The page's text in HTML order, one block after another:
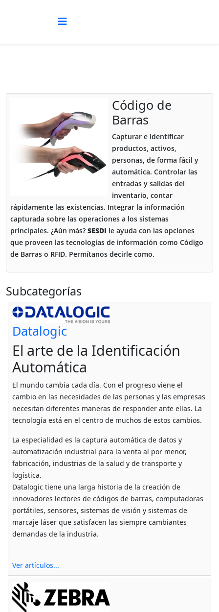
Código de
Barras
Capturar e Identificar
productos, activos,
personas, de forma fácil y
automática. Controlar las
entradas y salidas del
inventario, contar
rápidamente las existencias. Integrar la información
capturada sobre las operaciones a los sistemas
principales. ¿Aún más? SESDI le ayuda con las opciones
que proveen las tecnologías de información como Código
de Barras o RFID. Permítanos decirle como.
Subcategorías
Datalogic
El arte de la Identificación
Automática
El mundo cambia cada día. Con el progreso viene el
cambio en las necesidades de las personas y las empresas
necesitan diferentes maneras de responder ante ellas. La
tecnología está en el centro de muchos de estos cambios.
La especialidad es la captura automática de datos y
automatización industrial para la venta al por menor,
fabricación, industrias de la salud y de transporte y
logística.
Datalogic tiene una larga historia de la creación de
innovadores lectores de códigos de barras, computadoras
portátiles, sensores, sistemas de visión y sistemas de
marcaje láser que satisfacen las siempre cambiantes
demandas de la industria.
Ver artículos...